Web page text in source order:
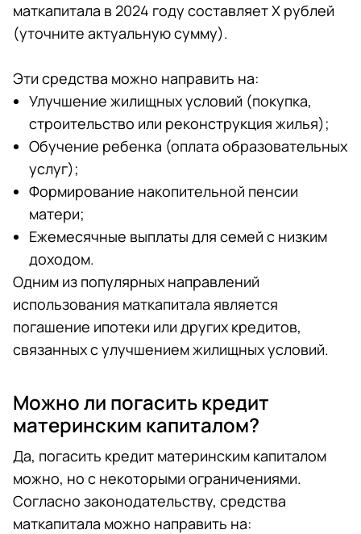
маткапитала в 2024 году составляет X рублей
(уточните актуальную сумму).
Эти средства можно направить на:
Улучшение жилищных условий (покупка,
строительство или реконструкция жилья);
Обучение ребенка (оплата образовательных
услуг);
Формирование накопительной пенсии
матери;
Ежемесячные выплаты для семей с низким
доходом.
Одним из популярных направлений
использования маткапитала является
погашение ипотеки или других кредитов,
связанных с улучшением жилищных условий.
Можно ли погасить кредит
материнским капиталом?
Да, погасить кредит материнским капиталом
можно, но с некоторыми ограничениями.
Согласно законодательству, средства
маткапитала можно направить на: